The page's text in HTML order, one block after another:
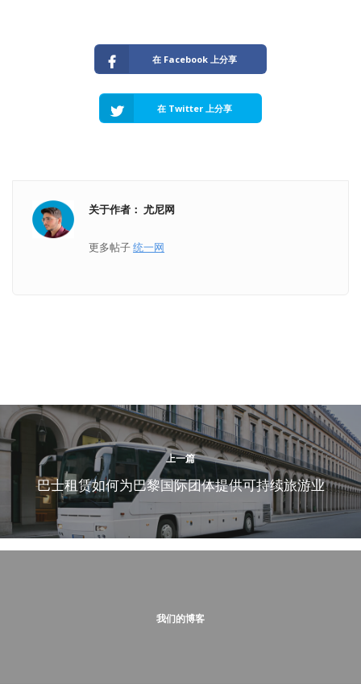
在 Facebook 上分享
在 Twitter 上分享
关于作者： 尤尼网
更多帖子统一网
上一篇
巴士租赁如何为巴黎国际团体提供可持续旅游业
我们的博客